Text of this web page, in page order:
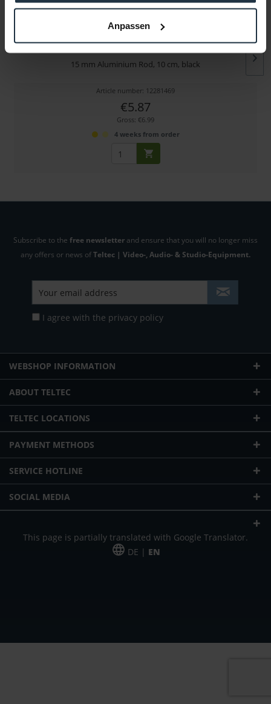
Anpassen
15 mm Aluminium Rod, 10 cm, black
Article number: 12281469
€5.87
Gross: €6.99
4 weeks from order
Subscribe to the free newsletter and ensure that you will no longer miss
any offers or news ofTeltec | Video-, Audio- & Studio-Equipment.
I agree with the privacy policy
WEBSHOP INFORMATION
ABOUT TELTEC
TELTEC LOCATIONS
PAYMENT METHODS
SERVICE HOTLINE
SOCIAL MEDIA
This page is partially translated with Google Translator.
DE | EN